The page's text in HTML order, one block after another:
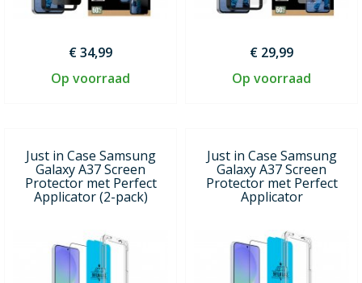
€ 34,99
Op voorraad
€ 29,99
Op voorraad
Just in Case Samsung
Galaxy A37 Screen
Protector met Perfect
Applicator (2-pack)
Just in Case Samsung
Galaxy A37 Screen
Protector met Perfect
Applicator